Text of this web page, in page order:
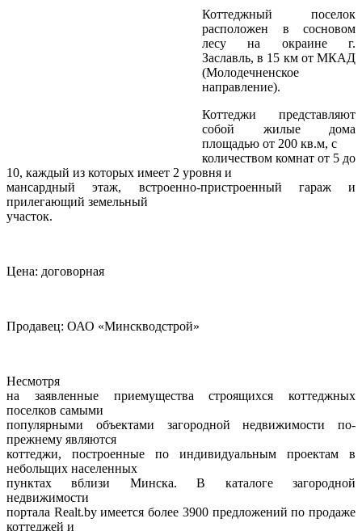
Коттеджный поселок
расположен в сосновом
лесу на окраине г.
Заславль, в 15 км от МКАД
(Молодечненское
направление).
Коттеджи представляют
собой жилые дома
площадью от 200 кв.м, с
количеством комнат от 5 до
10, каждый из которых имеет 2 уровня и
мансардный этаж, встроенно-пристроенный гараж и
прилегающий земельный
участок.
Цена: договорная
Продавец: ОАО «Минскводстрой»
Несмотря
на заявленные приемущества строящихся коттеджных
поселков самыми
популярными объектами загородной недвижимости по-
прежнему являются
коттеджи, построенные по индивидуальным проектам в
небольщих населенных
пунктах вблизи Минска. В каталоге загородной
недвижимости
портала Realt.by имеется более 3900 предложений по продаже
коттеджей и